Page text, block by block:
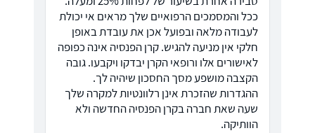
ככל והמסמכים הרפואיים שלך מראים אי יכולת
לעבודה מלאה ובפועל אכן את עובדת באופן
חלקי אין מניעה להגיש. קרן הפנסיה אינה כפופה
לאישורים אלו ורופאי הקרן יבדקו ויקבעו. גובה
הקצבה מושפע מסך החסכון שיהיה לך.
ההגדרות שהזכרת אינן רלוונטיות למקרה שלך
שעה שאת חברה בקרן הפנסיה החדשה ולא
הוותיקה.